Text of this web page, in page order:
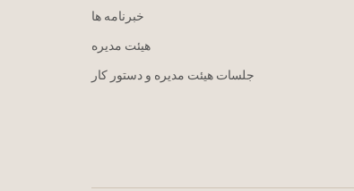
خبرنامه ها
هيئت مدیره
جلسات هیئت مدیره و دستور کار